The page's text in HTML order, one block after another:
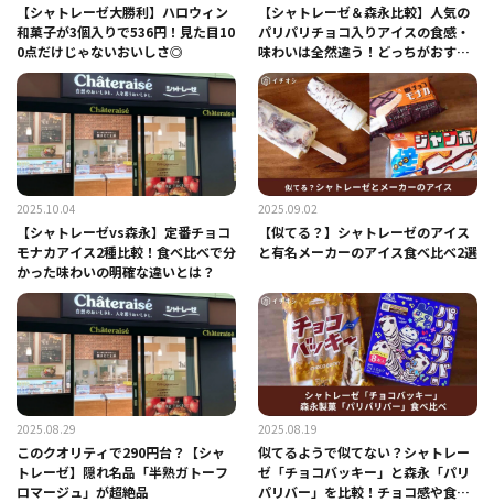
【シャトレーゼ大勝利】ハロウィン
和菓子が3個入りで536円！見た目10
0点だけじゃないおいしさ◎
【シャトレーゼ＆森永比較】人気の
パリパリチョコ入りアイスの食感・
味わいは全然違う！どっちがおすす
め？
2025.10.04
【シャトレーゼvs森永】定番チョコ
モナカアイス2種比較！食べ比べで分
かった味わいの明確な違いとは？
2025.09.02
【似てる？】シャトレーゼのアイス
と有名メーカーのアイス食べ比べ2選
2025.08.29
このクオリティで290円台？【シャ
トレーゼ】隠れ名品「半熟ガトーフ
ロマージュ」が超絶品
2025.08.19
似てるようで似てない？シャトレー
ゼ「チョコバッキー」と森永「パリ
パリバー」を比較！チョコ感や食感